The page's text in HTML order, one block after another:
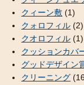
クィーン敷 (1)
クォロフィル (2)
クオロフィル (1)
クッションカバ
グッドデザイン
クリーニング